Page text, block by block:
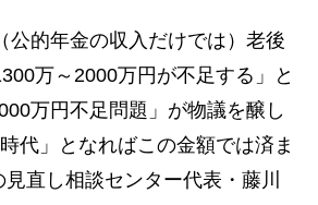
的年金の収入だけでは）老後
万～2000万円が不足する」と
万円不足問題」が物議を醸し
代」となればこの金額では済ま
直し相談センター代表・藤川